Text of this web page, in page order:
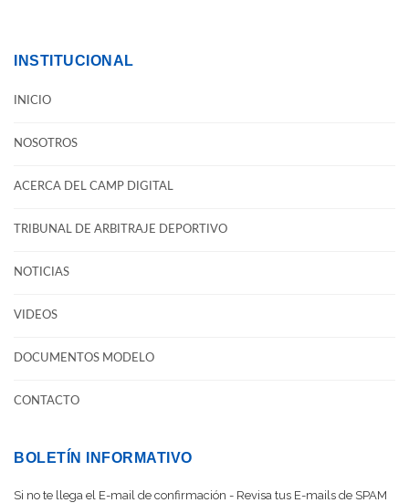
INSTITUCIONAL
INICIO
NOSOTROS
ACERCA DEL CAMP DIGITAL
TRIBUNAL DE ARBITRAJE DEPORTIVO
NOTICIAS
VIDEOS
DOCUMENTOS MODELO
CONTACTO
BOLETÍN INFORMATIVO
Si no te llega el E-mail de confirmación - Revisa tus E-mails de SPAM